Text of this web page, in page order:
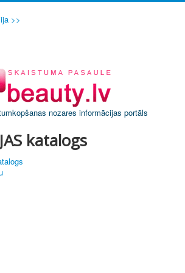
>>
nozares informācijas portāls
katalogs